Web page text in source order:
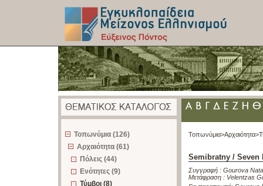
Τοπωνύμια (126)
Αρχαιότητα (61)
Πόλεις (44)
Ενότητες (9)
Τύμβοι (8)
Τοπωνύμια>Αρχαιότητα>
Semibratny / Seven
Συγγραφή : Gourova
Μετάφραση : Velentzas